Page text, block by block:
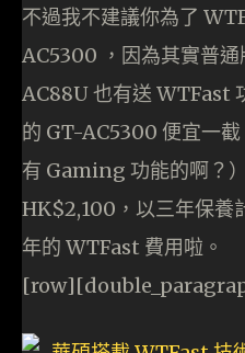
不過我不建議你為了
AC5300 ，因為其實普
AC88U 也有送 WTFast
的 GT-AC5300 便宜一
有 Gaming 功能的啊？
HK$2,100，以三年保養
年的 WTFast 費用啦。